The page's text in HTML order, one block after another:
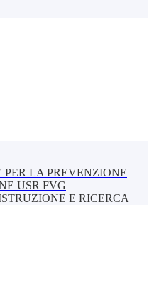
LA PREVENZIONE
USR FVG
E RICERCA